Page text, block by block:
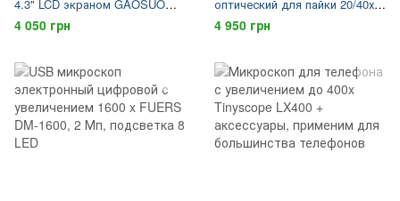
4.3" LCD экраном GAOSUO
M600 c увеличением 600 крат.
Для монтажа SMD деталей
4 050 грн
оптический для пайки 20/40х с
подсветкой и набором
аксессуаров AOMEKIE A20/40
4 950 грн